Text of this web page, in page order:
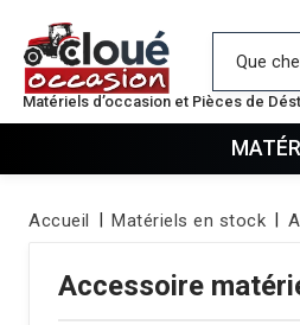
Matériels d’occasion et Pièces de
Accueil Matériels en stock
Accessoire